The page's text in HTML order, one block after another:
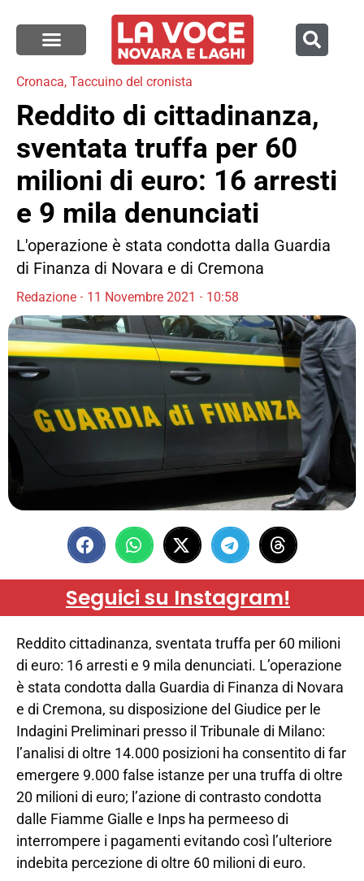
Cronaca, Taccuino del cronista
Reddito di cittadinanza,
sventata truffa per 60
milioni di euro: 16 arresti
e 9 mila denunciati
L'operazione è stata condotta dalla Guardia
di Finanza di Novara e di Cremona
Redazione 11 Novembre 2021 10:58
Seguici su Instagram!
Reddito cittadinanza, sventata truffa per 60 milioni
di euro: 16 arresti e 9 mila denunciati. L’operazione
è stata condotta dalla Guardia di Finanza di Novara
e di Cremona, su disposizione del Giudice per le
Indagini Preliminari presso il Tribunale di Milano:
l’analisi di oltre 14.000 posizioni ha consentito di far
emergere 9.000 false istanze per una truffa di oltre
20 milioni di euro; l’azione di contrasto condotta
dalle Fiamme Gialle e Inps ha permeeso di
interrompere i pagamenti evitando così l’ulteriore
indebita percezione di oltre 60 milioni di euro.